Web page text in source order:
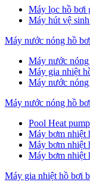
Máy lọc hồ bơi
Máy hút vệ
Máy nước nóng hồ
Máy nước
Máy gia nhiệt
Máy nước
Máy nước nóng hồ
Pool Heat
Máy bơm nhiệt
Máy bơm nhiệt
Máy bơm nhiệt
Máy gia nhiệt hồ bơi